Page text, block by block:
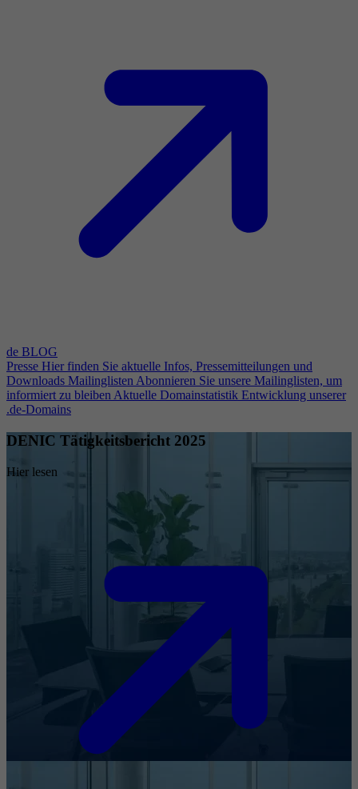
de BLOG
Presse Hier finden Sie aktuelle Infos, Pressemitteilungen und
Downloads Mailinglisten Abonnieren Sie unsere Mailinglisten, um
informiert zu bleiben Aktuelle Domainstatistik Entwicklung unserer
.de-Domains
DENIC Tätigkeitsbericht 2025
Hier lesen